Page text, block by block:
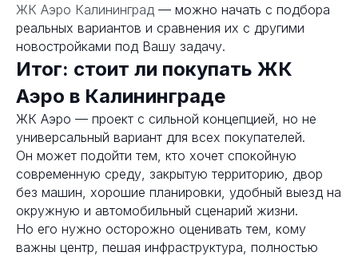
ЖК Аэро Калининград — можно начать с подбора
реальных вариантов и сравнения их с другими
новостройками под Вашу задачу.
Итог: стоит ли покупать ЖК
Аэро в Калининграде
ЖК Аэро — проект с сильной концепцией, но не
универсальный вариант для всех покупателей.
Он может подойти тем, кто хочет спокойную
современную среду, закрытую территорию, двор
без машин, хорошие планировки, удобный выезд на
окружную и автомобильный сценарий жизни.
Но его нужно осторожно оценивать тем, кому
важны центр, пешая инфраструктура, полностью